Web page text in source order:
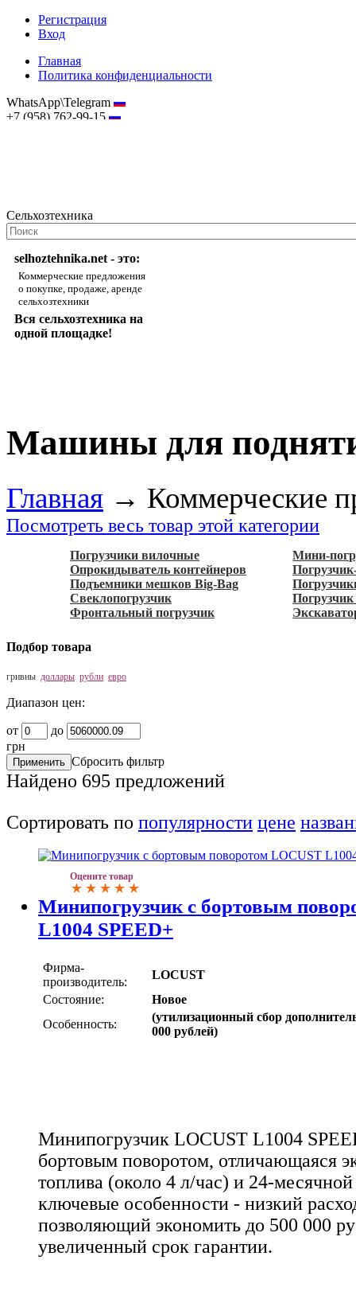
Регистрация
Вход
Главная
Политика конфиденциальности
WhatsApp\Telegram
+7 (958) 762-99-15
Сельхозтехника
selhoztehnika.net - это:
Коммерческие предложения
о покупке, продаже, аренде
сельхозтехники
Вся сельхозтехника на
одной площадке!
Машины для
Главная → Коммерческие
Посмотреть весь товар этой категории
Погрузчики вилочные
Мини-
Опрокидыватель контейнеров
Подъемники мешков Big-Bag
Свеклопогрузчик
Погрузчик
Фронтальный погрузчик
Подбор товара
гривны доллары рубли евро
Диапазон цен:
от
до
грн
Сбросить фильтр
Найдено 695 предложений
Сортировать по популярности цене
Оцените товар
Минипогрузчик с бортовым
L1004 SPEED+
Фирма-
производитель:
LOCUST
Состояние:
Новое
Особенность:
(утилизационный сбор
000 рублей)
Минипогрузчик LOCUST L1004
бортовым поворотом, отличающаяся
топлива (около 4 л/час) и 24-
ключевые особенности - низкий
позволяющий экономить до 500 000
увеличенный срок гарантии.